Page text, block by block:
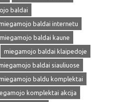
baldai
baldai internetu
miegamojo baldai kaune
miegamojo baldai klaipedoje
baldai siauliuose
baldu komplektai
komplektai akcija